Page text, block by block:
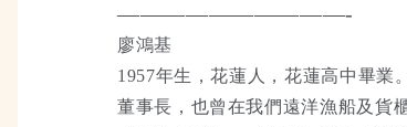
——————————-
廖鴻基
1957年生，花蓮人，花蓮高中畢業
董事長，也曾在我們遠洋漁船及貨